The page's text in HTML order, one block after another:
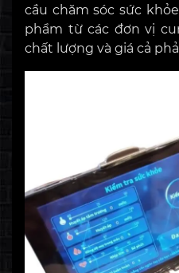
cầu chăm sóc sức
phẩm từ các đơn vị
chất lượng và giá cả